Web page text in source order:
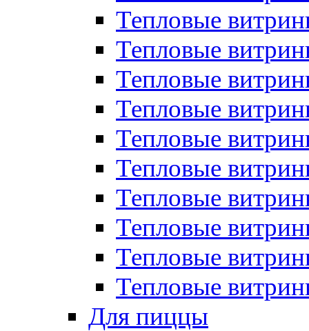
Тепловые
Тепловые
Тепловые
Тепловые
Тепловые
Тепловые
Тепловые
Тепловые
Тепловые
Тепловые
Для пиццы